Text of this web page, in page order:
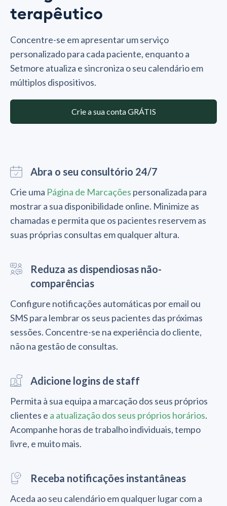
terapêutico
Concentre-se em apresentar um serviço
personalizado para cada paciente, enquanto a
Setmore atualiza e sincroniza o seu calendário em
múltiplos dispositivos.
Crie a sua conta GRÁTIS
Abra o seu consultório 24/7
Crie uma Página de Marcações personalizada para
mostrar a sua disponibilidade online. Minimize as
chamadas e permita que os pacientes reservem as
suas próprias consultas em qualquer altura.
Reduza as dispendiosas não-
comparências
Configure notificações automáticas por email ou
SMS para lembrar os seus pacientes das próximas
sessões. Concentre-se na experiência do cliente,
não na gestão de consultas.
Adicione logins de staff
Permita à sua equipa a marcação dos seus próprios
clientes e a atualização dos seus próprios horários.
Acompanhe horas de trabalho individuais, tempo
livre, e muito mais.
Receba notificações instantâneas
Aceda ao seu calendário em qualquer lugar com a